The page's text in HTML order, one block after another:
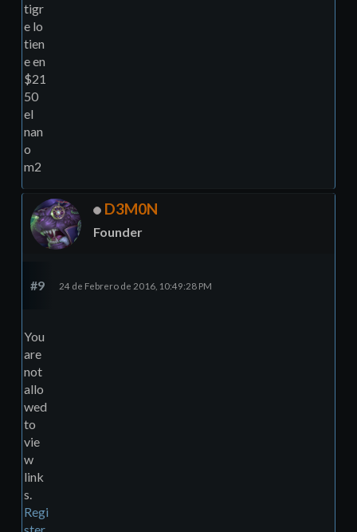
tigr
e lo
tien
e en
$21
50
el
nan
o
m2
D3M0N
Founder
#9 24 de Febrero de 2016, 10:49:28 PM
You
are
not
allo
wed
to
vie
w
link
s.
Regi